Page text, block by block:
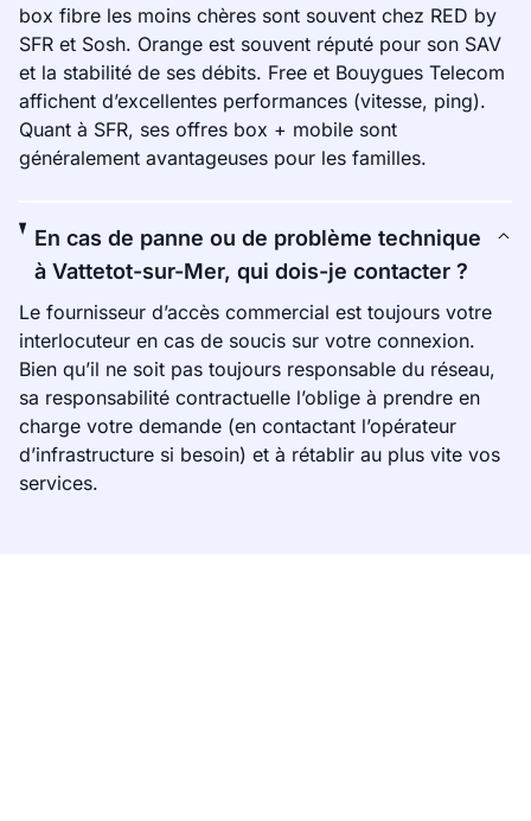
box fibre les moins chères sont souvent chez RED by
SFR et Sosh. Orange est souvent réputé pour son SAV
et la stabilité de ses débits. Free et Bouygues Telecom
affichent d’excellentes performances (vitesse, ping).
Quant à SFR, ses offres box + mobile sont
généralement avantageuses pour les familles.
En cas de panne ou de problème technique
à Vattetot-sur-Mer, qui dois-je contacter ?
Le fournisseur d’accès commercial est toujours votre
interlocuteur en cas de soucis sur votre connexion.
Bien qu’il ne soit pas toujours responsable du réseau,
sa responsabilité contractuelle l’oblige à prendre en
charge votre demande (en contactant l’opérateur
d’infrastructure si besoin) et à rétablir au plus vite vos
services.